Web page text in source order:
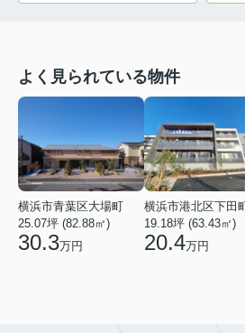
よく見られている物件
横浜市青葉区大場町
25.07坪 (82.88㎡)
30.3万円
19.18坪 (63.43㎡)
20.4万円